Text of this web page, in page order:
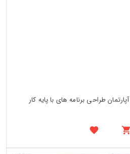
دانلود نقشه اتوکدی دانلود The آپارتمان طراحی برنامه های با پایه کار